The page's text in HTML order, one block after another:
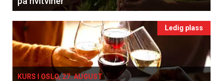
Ledig plass
KURS I OSLO, 27. AUGUST